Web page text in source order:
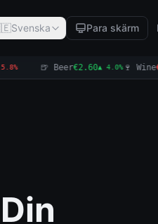
Svenska Para skärm
🍺 Beer€2.78▲ 6.9% 🍷 Wine